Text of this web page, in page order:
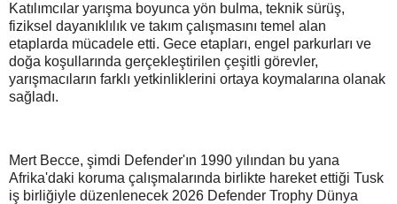
Katılımcılar yarışma boyunca yön bulma, teknik sürüş,
fiziksel dayanıklılık ve takım çalışmasını temel alan
etaplarda mücadele etti. Gece etapları, engel parkurları ve
doğa koşullarında gerçekleştirilen çeşitli görevler,
yarışmacıların farklı yetkinliklerini ortaya koymalarına olanak
sağladı.
Mert Becce, şimdi Defender'ın 1990 yılından bu yana
Afrika'daki koruma çalışmalarında birlikte hareket ettiği Tusk
iş birliğiyle düzenlenecek 2026 Defender Trophy Dünya